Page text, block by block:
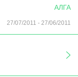
АЛГА
27/07/2011 - 27/06/2011